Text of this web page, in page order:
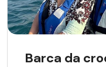
Barca da